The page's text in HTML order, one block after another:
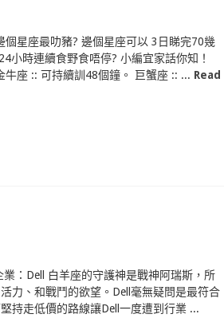
個星座最叻豬? 邊個星座可以 3日睇完70幾
小時連續食野食唔停? 小編宜家話你知！
牛座 :: 可持續訓48個鐘。 巨蟹座 :: ... Read
：Dell 白羊座的守護神是戰神阿瑞斯，所
力、和戰鬥的欲望。Dell毫無疑問是最符合
持走低價的路線讓Dell一度遭到行業 ...